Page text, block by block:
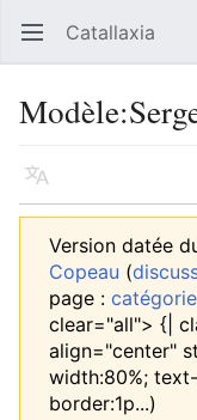
Ouvrir le menu principal Catallaxia
Modèle:
Langue
Version datée
Copeau (
page :
clear="all"> {|
align="center"
width:80%;
border:1p...)